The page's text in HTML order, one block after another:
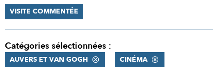
VISITE COMMENTÉE
Catégories sélectionnées :
AUVERS ET VAN GOGH CINÉMA